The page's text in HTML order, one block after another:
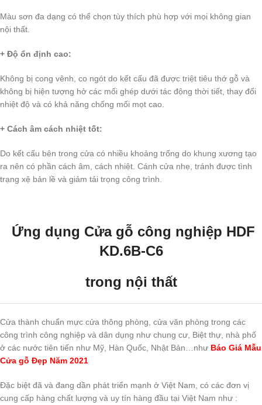
Màu sơn đa dạng có thể chọn tùy thích phù hợp với mọi không gian
nội thất.
+ Độ ổn định cao:
Không bị cong vênh, co ngót do kết cấu đã được triệt tiêu thớ gỗ và
không bị hiện tượng hở các mối ghép dưới tác động thời tiết, thay đổi
nhiệt độ và có khả năng chống mối mọt cao.
+ Cách âm cách nhiệt tốt:
Do kết cấu bên trong cửa có nhiều khoảng trống do khung xương tạo
ra nên có phần cách âm, cách nhiệt. Cánh cửa nhẹ, tránh được tình
trạng xệ bản lề và giảm tải trọng công trình.
Ứng dụng Cửa gỗ công nghiệp HDF
KD.6B-C6
trong nội thất
Cửa thành chuẩn mực cửa thông phòng, cửa văn phòng trong các
công trình công nghiệp và dân dụng như chung cư, Biệt thự, nhà phố
ở các nước tiên tiến như Mỹ, Hàn Quốc, Nhật Bản…như Báo Giá Mẫu
Cửa gỗ Đẹp Năm 2021
Đặc biệt đã và đang dần phát triển mạnh ở Việt Nam, có các đơn vị
cung cấp hàng chất lượng và uy tín hàng đầu tại Việt Nam như :